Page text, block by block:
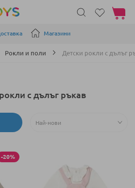
Магазини
Моята
Рокли и поли Детски рокли с дълъг
с дълъг ръкав
-20%